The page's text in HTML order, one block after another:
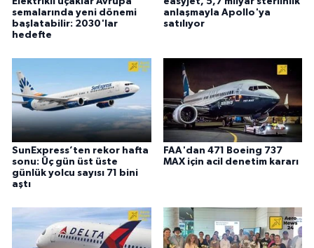
semalarında yeni dönemi
başlatabilir: 2030'lar
hedefte
anlaşmayla Apollo'ya
satılıyor
SunExpress’ten rekor hafta
sonu: Üç gün üst üste
günlük yolcu sayısı 71 bini
aştı
FAA'dan 471 Boeing 737
MAX için acil denetim kararı